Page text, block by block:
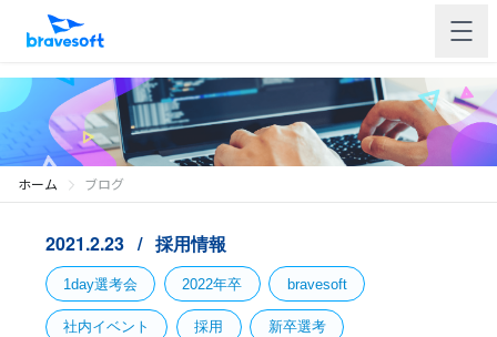
ホーム ブログ
2021.2.23 採用情報
1day選考会 2022年卒 bravesoft
社内イベント 採用 新卒選考